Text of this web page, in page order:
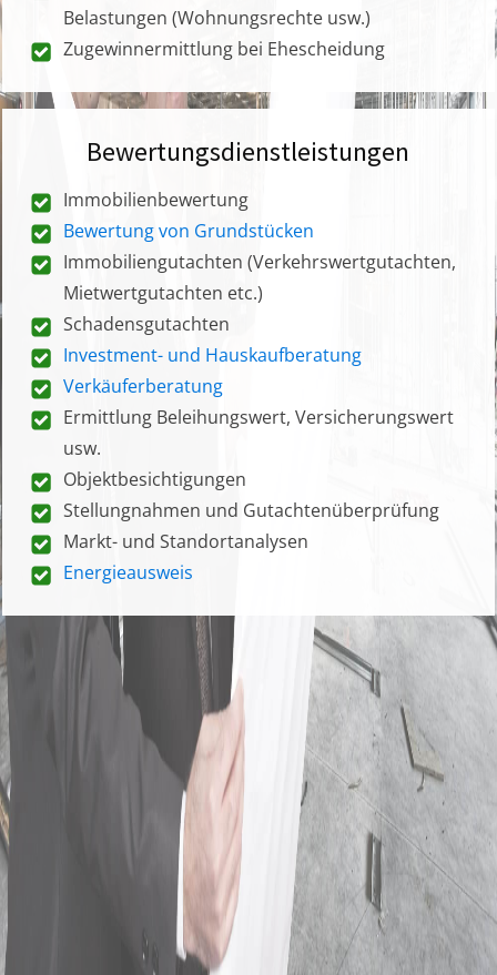
Belastungen (Wohnungsrechte usw.)
Zugewinnermittlung bei Ehescheidung
Bewertungsdienstleistungen
Immobilienbewertung
Bewertung von Grundstücken
Immobiliengutachten (Verkehrswertgutachten,
Mietwertgutachten etc.)
Schadensgutachten
Investment- und Hauskaufberatung
Verkäuferberatung
Ermittlung Beleihungswert, Versicherungswert
usw.
Objektbesichtigungen
Stellungnahmen und Gutachtenüberprüfung
Markt- und Standortanalysen
Energieausweis